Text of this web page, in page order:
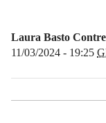
Laura Basto
11/03/2024 - 19:25